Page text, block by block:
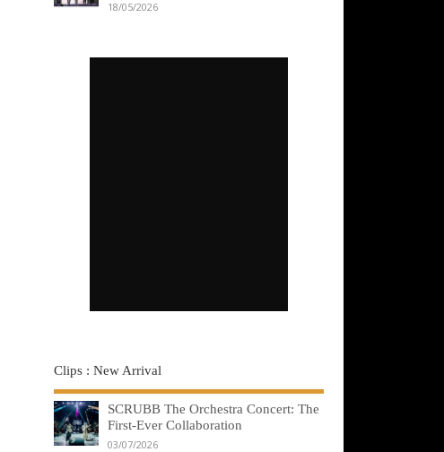
18/05/2026
Clips : New Arrival
SCRUBB The Orchestra Concert: The
First-Ever Collaboration
03/07/2026